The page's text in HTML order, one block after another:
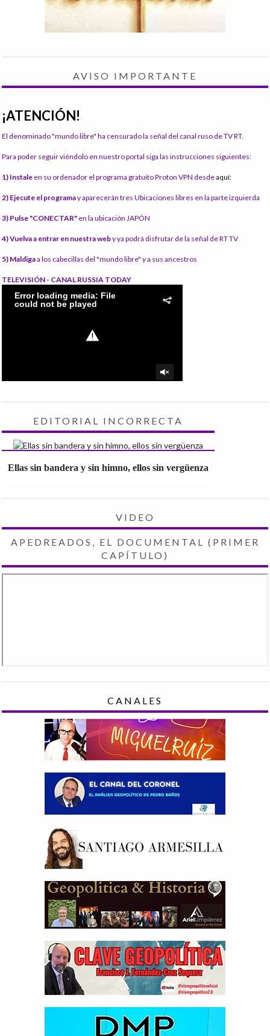
AVISO IMPORTANTE
¡ATENCIÓN!
El denominado "mundo libre" ha censurado la señal del canal ruso de TV RT.
Para poder seguir viéndolo en nuestro portal siga las instrucciones siguientes:
1) Instale en su ordenador el programa gratuito Proton VPN desdeaquí:
2) Ejecute el programay aparecerán tres Ubicaciones libres en la parte izquierda
3) Pulse "CONECTAR" en la ubicación JAPÓN
4) Vuelva a entrar en nuestra weby ya podrá disfrutar de la señal de RT TV
5) Maldigaa los cabecillas del "mundo libre" y a sus ancestros
TELEVISIÓN - CANAL RUSSIA TODAY
EDITORIAL INCORRECTA
Ellas sin bandera y sin himno, ellos sin vergüenza
VIDEO
APEDREADOS, EL DOCUMENTAL (PRIMER
CAPÍTULO)
CANALES